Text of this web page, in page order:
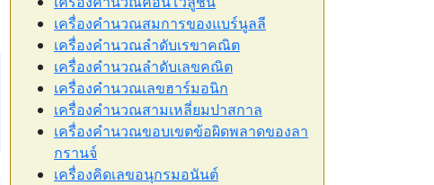
เครื่องคำนวณสมการของแบร์นูลลี
เครื่องคำนวณลำดับเรขาคณิต
เครื่องคำนวณลำดับเลขคณิต
เครื่องคำนวณเลขฮาร์มอนิก
เครื่องคำนวณสามเหลี่ยมปาสกาล
เครื่องคำนวณขอบเขตข้อผิดพลาดของลา
กรานจ์
เครื่องคิดเลขอนุกรมอนันต์